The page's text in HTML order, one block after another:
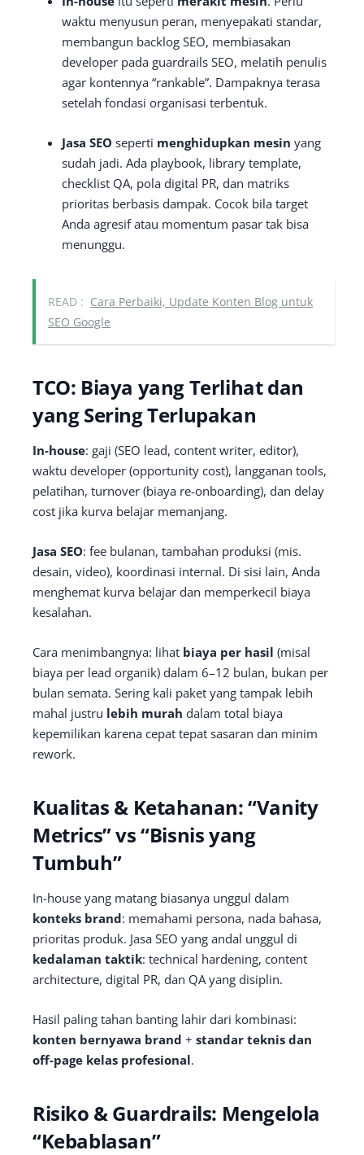
waktu menyusun peran, menyepakati standar,
membangun backlog SEO, membiasakan
developer pada guardrails SEO, melatih penulis
agar kontennya “rankable”. Dampaknya terasa
setelah fondasi organisasi terbentuk.
Jasa SEO seperti menghidupkan mesin yang
sudah jadi. Ada playbook, library template,
checklist QA, pola digital PR, dan matriks
prioritas berbasis dampak. Cocok bila target
Anda agresif atau momentum pasar tak bisa
menunggu.
READ : Cara Perbaiki, Update Konten Blog untuk
SEO Google
TCO: Biaya yang Terlihat dan
yang Sering Terlupakan
In-house: gaji (SEO lead, content writer, editor),
waktu developer (opportunity cost), langganan tools,
pelatihan, turnover (biaya re-onboarding), dan delay
cost jika kurva belajar memanjang.
Jasa SEO: fee bulanan, tambahan produksi (mis.
desain, video), koordinasi internal. Di sisi lain, Anda
menghemat kurva belajar dan memperkecil biaya
kesalahan.
Cara menimbangnya: lihat biaya per hasil (misal
biaya per lead organik) dalam 6–12 bulan, bukan per
bulan semata. Sering kali paket yang tampak lebih
mahal justru lebih murah dalam total biaya
kepemilikan karena cepat tepat sasaran dan minim
rework.
Kualitas & Ketahanan: “Vanity
Metrics” vs “Bisnis yang
Tumbuh”
In-house yang matang biasanya unggul dalam
konteks brand: memahami persona, nada bahasa,
prioritas produk. Jasa SEO yang andal unggul di
kedalaman taktik: technical hardening, content
architecture, digital PR, dan QA yang disiplin.
Hasil paling tahan banting lahir dari kombinasi:
konten bernyawa brand + standar teknis dan
off-page kelas profesional.
Risiko & Guardrails: Mengelola
“Kebablasan”